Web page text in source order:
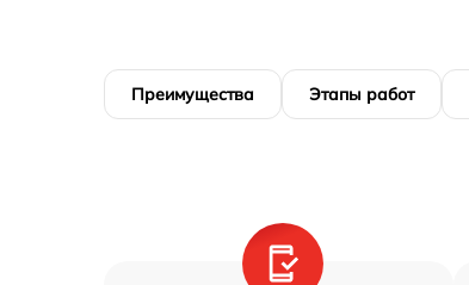
Преимущества Этапы работ